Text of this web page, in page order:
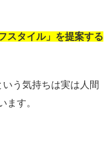
スタイル」を提案する
いう気持ちは実は人間
ます。